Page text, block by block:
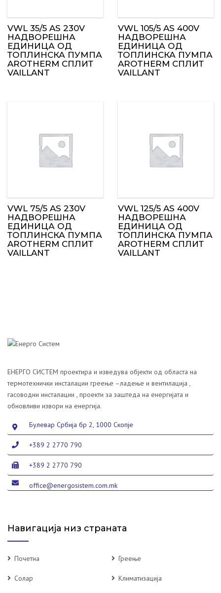
VWL 35/5 AS 230V
НАДВОРЕШНА
ЕДИНИЦА ОД
ТОПЛИНСКА ПУМПА
AROTHERM СПЛИТ
VAILLANT
VWL 105/5 AS 400V
НАДВОРЕШНА
ЕДИНИЦА ОД
ТОПЛИНСКА ПУМПА
AROTHERM СПЛИТ
VAILLANT
VWL 75/5 AS 230V
НАДВОРЕШНА
ЕДИНИЦА ОД
ТОПЛИНСКА ПУМПА
AROTHERM СПЛИТ
VAILLANT
VWL 125/5 AS 400V
НАДВОРЕШНА
ЕДИНИЦА ОД
ТОПЛИНСКА ПУМПА
AROTHERM СПЛИТ
VAILLANT
ЕНЕРГО СИСТЕМ проектира и изведува објекти од областа на
термотехнички инсталации греење –ладење и вентилација ,
гасоводни инсталации , проекти за заштеда на енергијата и
обновливи извори на енергија.
Булевар Србија бр 2, 1000 Скопје
+389 2 2770 790
+389 2 2770 790
office@energosistem.com.mk
Навигација низ страната
Почетна Греење
Солар Климатизација